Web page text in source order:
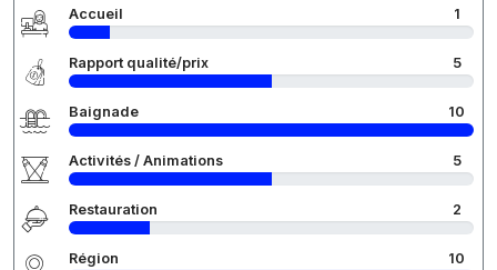
Accueil 1
Rapport qualité/prix 5
Baignade 10
Activités / Animations 5
Restauration 2
Région 10